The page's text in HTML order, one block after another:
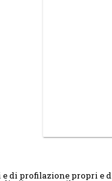
di profilazione propri